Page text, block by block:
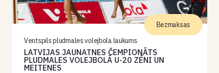
Ventspils pludmales volejbola laukums
LATVIJAS JAUNATNES ČEMPIONĀTS
PLUDMALES VOLEJBOLĀ U-20 ZĒNI UN
MEITENES
Bezmaksas